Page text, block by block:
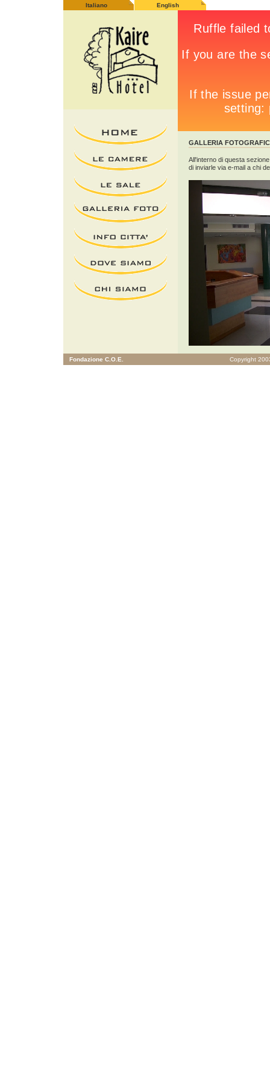
Italiano English
GALLERIA
All'interno di questa
di inviarle via e-mail a chi
Fondazione C.O.E. Copyright